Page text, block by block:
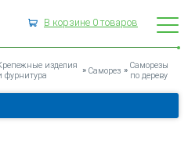
В корзине 0товаров
ПО ДЕРЕВУ
изделия
фурнитура
» Саморез » Саморезы
по дереву